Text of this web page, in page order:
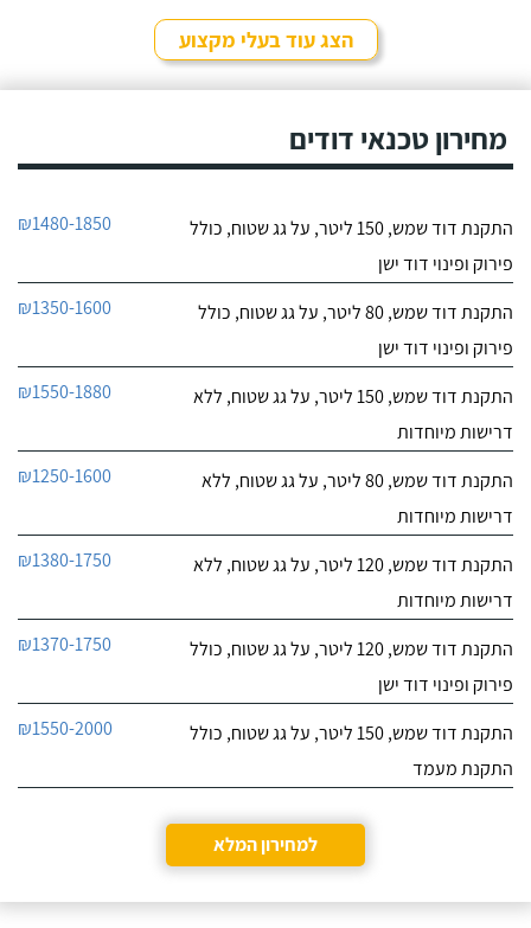
הלב! פניתי אליהם לצורך
החלפת דוד שמש ללא
התרשמתי ממנו לטובה.
חייג עכשיו
הצג עוד בעלי מקצוע
מחירון טכנאי דודים
התקנת דוד שמש, 150 ליטר, על גג שטוח, כולל
פירוק ופינוי דוד ישן
₪1480-1850
התקנת דוד שמש, 80 ליטר, על גג שטוח, כולל
פירוק ופינוי דוד ישן
₪1350-1600
התקנת דוד שמש, 150 ליטר, על גג שטוח, ללא
דרישות מיוחדות
₪1550-1880
התקנת דוד שמש, 80 ליטר, על גג שטוח, ללא
דרישות מיוחדות
₪1250-1600
התקנת דוד שמש, 120 ליטר, על גג שטוח, ללא
דרישות מיוחדות
₪1380-1750
התקנת דוד שמש, 120 ליטר, על גג שטוח, כולל
פירוק ופינוי דוד ישן
₪1370-1750
התקנת דוד שמש, 150 ליטר, על גג שטוח, כולל
התקנת מעמד
₪1550-2000
למחירון המלא